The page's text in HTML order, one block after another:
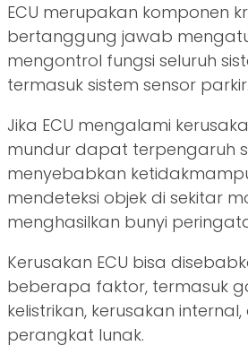
ECU merupakan komponen
bertanggung jawab
mengontrol fungsi seluruh
termasuk sistem sensor parkir.
Jika ECU mengalami
mundur dapat terpengaruh
menyebabkan
mendeteksi objek di sekitar
menghasilkan bunyi
Kerusakan ECU bisa
beberapa faktor, termasuk
kelistrikan, kerusakan
perangkat lunak.